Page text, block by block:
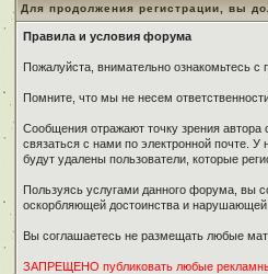
Для продолжения регистрации, вы
Правила и условия форума
Пожалуйста, внимательно ознакомьтесь
Помните, что мы не несем
Сообщения отражают точку зрения
связаться с нами по электронной почте.
будут удалены пользователи, которые
Пользуясь услугами данного форума, вы
оскорбляющей достоинства и
Вы соглашаетесь не размещать любые
ЗАПРЕЩЕНО публиковать любые